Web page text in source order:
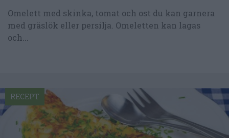
Omelett med skinka, tomat och ost du kan garnera
med gräslök eller persilja. Omeletten kan lagas
och...
RECEPT